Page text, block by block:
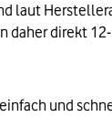
laut
daher direkt
und